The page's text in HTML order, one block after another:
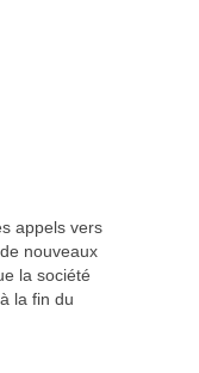
appels vers
nouveaux
la société
la fin du